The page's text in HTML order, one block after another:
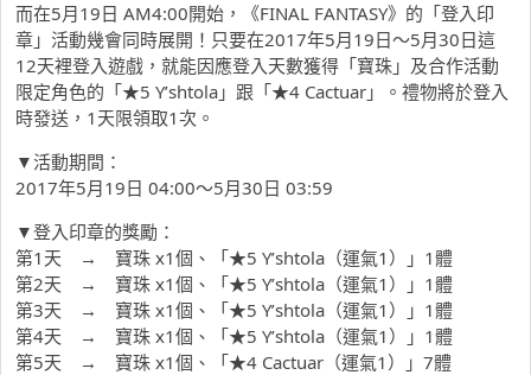
而在5月19日 AM4:00開始，《FINAL FANTASY》的「登入印
章」活動幾會同時展開！只要在2017年5月19日～5月30日這
12天裡登入遊戲，就能因應登入天數獲得「寶珠」及合作活動
限定角色的「★5 Y’shtola」跟「★4 Cactuar」。禮物將於登入
時發送，1天限領取1次。
▼活動期間：
2017年5月19日 04:00～5月30日 03:59
▼登入印章的獎勵：
第1天 → 寶珠 x1個、「★5 Y’shtola（運氣1）」1體
第2天 → 寶珠 x1個、「★5 Y’shtola（運氣1）」1體
第3天 → 寶珠 x1個、「★5 Y’shtola（運氣1）」1體
第4天 → 寶珠 x1個、「★5 Y’shtola（運氣1）」1體
第5天 → 寶珠 x1個、「★4 Cactuar（運氣1）」7體